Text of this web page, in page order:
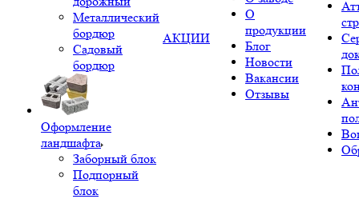
Металлический
бордюр
Садовый
бордюр
Оформление
ландшафта
Заборный блок
Подпорный
блок
АКЦИИ
О
продукции
Блог
Новости
Вакансии
Отзывы